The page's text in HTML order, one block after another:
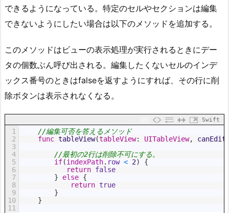
できるようになっている。特定のセルやセクションは編集
できないようにしたい場合は以下のメソッドを追加する。
このメソッドはビューの表示処理が実行されるときにデー
タの個数ぶん呼び出される。編集したくないセルのインデ
ックス番号のときはfalseを返すようにすれば、その行に削
除ボタンは表示されなくなる。
Swift
1
2
3
4
5
6
7
8
9
10
11
//編集可否を答えるメソッド
func tableView(tableView: UITableView,
//最初の2行は削除不可にする。
if(indexPath. row < 2)
{
return false
}
else {
return true
}
}